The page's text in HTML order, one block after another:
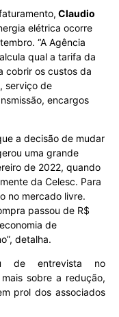
Claudio
elétrica ocorre
“A Agência
qual a tarifa da
cobrir os custos da
serviço de
encargos
a decisão de mudar
uma grande
de 2022, quando
da Celesc. Para
no mercado livre.
passou de R$
de
detalha.
de entrevista no
sobre a redução,
prol dos associados